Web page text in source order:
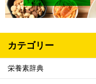
カテゴリー
栄養素辞典